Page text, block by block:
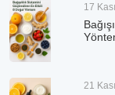
17
21